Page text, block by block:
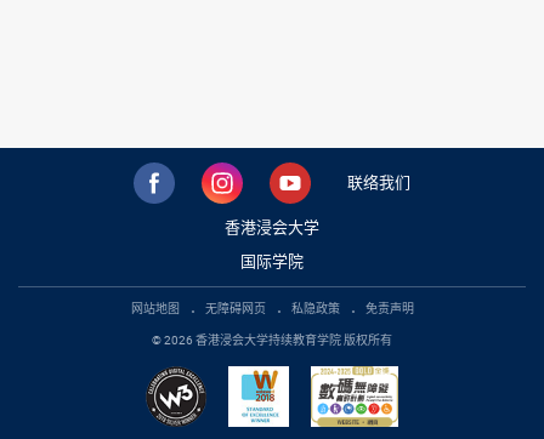
联络我们
香港浸会大学
国际学院
网站地图 无障碍网页 私隐政策
免责声明
© 2026 香港浸会大学持续教育学院 版权所有